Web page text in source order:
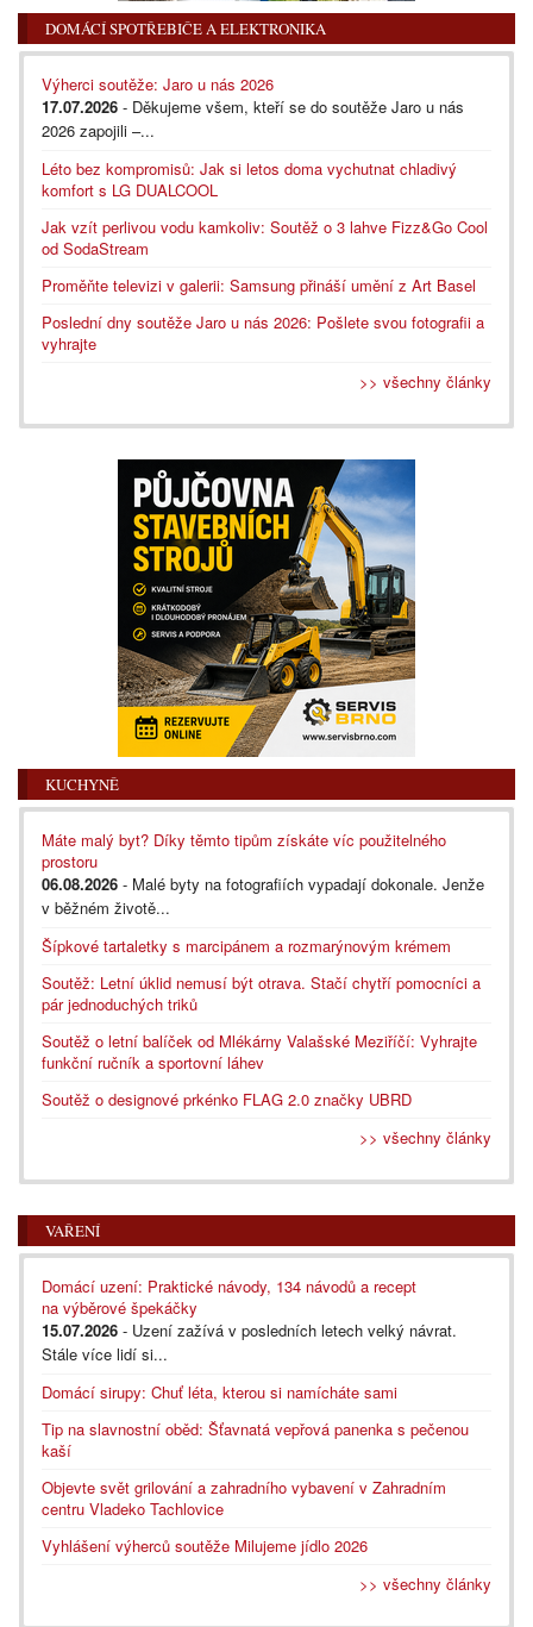
DOMÁCÍ SPOTŘEBIČE A ELEKTRONIKA
Výherci soutěže: Jaro u nás 2026
17.07.2026 - Děkujeme všem, kteří se do soutěže Jaro u nás
2026 zapojili –...
Léto bez kompromisů: Jak si letos doma vychutnat chladivý
komfort s LG DUALCOOL
Jak vzít perlivou vodu kamkoliv: Soutěž o 3 lahve Fizz&Go Cool
od SodaStream
Proměňte televizi v galerii: Samsung přináší umění z Art Basel
Poslední dny soutěže Jaro u nás 2026: Pošlete svou fotografii a
vyhrajte
>> všechny články
KUCHYNĚ
Máte malý byt? Díky těmto tipům získáte víc použitelného
prostoru
06.08.2026 - Malé byty na fotografiích vypadají dokonale. Jenže
v běžném životě...
Šípkové tartaletky s marcipánem a rozmarýnovým krémem
Soutěž: Letní úklid nemusí být otrava. Stačí chytří pomocníci a
pár jednoduchých triků
Soutěž o letní balíček od Mlékárny Valašské Meziříčí: Vyhrajte
funkční ručník a sportovní láhev
Soutěž o designové prkénko FLAG 2.0 značky UBRD
>> všechny články
VAŘENÍ
Domácí uzení: Praktické návody, 134 návodů a recept
na výběrové špekáčky
15.07.2026 - Uzení zažívá v posledních letech velký návrat.
Stále více lidí si...
Domácí sirupy: Chuť léta, kterou si namícháte sami
Tip na slavnostní oběd: Šťavnatá vepřová panenka s pečenou
kaší
Objevte svět grilování a zahradního vybavení v Zahradním
centru Vladeko Tachlovice
Vyhlášení výherců soutěže Milujeme jídlo 2026
>> všechny články